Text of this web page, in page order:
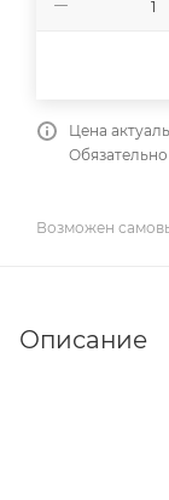
Цена
Возможен
Описание